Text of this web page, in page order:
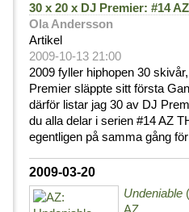
30 x 20 x DJ Premier: #14 AZ
Ola Andersson
Artikel
2009-10-13 21:00
2009 fyller hiphopen 30
Premier släppte sitt första
därför listar jag 30 av DJ
du alla delar i serien #14 AZ
egentligen på samma gång
2009-03-20
Undeniable
AZ